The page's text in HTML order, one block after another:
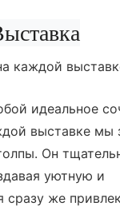
каждой
идеальное
выставке мы
Он
уютную и
сразу же